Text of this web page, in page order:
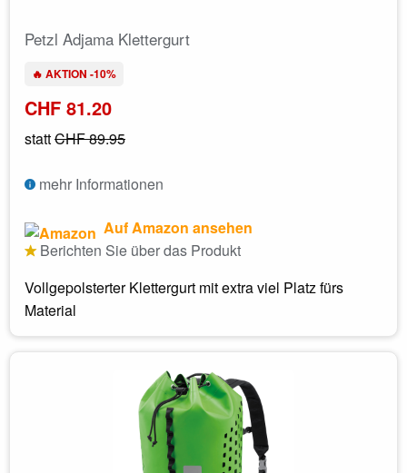
Petzl Adjama Klettergurt
🔥 AKTION -10%
CHF 81.20
stattCHF 89.95
mehr Informationen
Auf Amazon ansehen
Berichten Sie über das Produkt
Vollgepolsterter Klettergurt mit extra viel Platz fürs
Material